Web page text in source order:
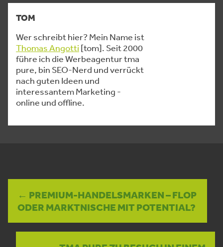
TOM
Wer schreibt hier? Mein Name ist
Thomas Angotti [tom]. Seit 2000
führe ich die Werbeagentur tma
pure, bin SEO-Nerd und verrückt
nach guten Ideen und
interessantem Marketing -
online und offline.
← PREMIUM-HANDELSMARKEN – FLOP
ODER MARKTNISCHE MIT POTENTIAL?